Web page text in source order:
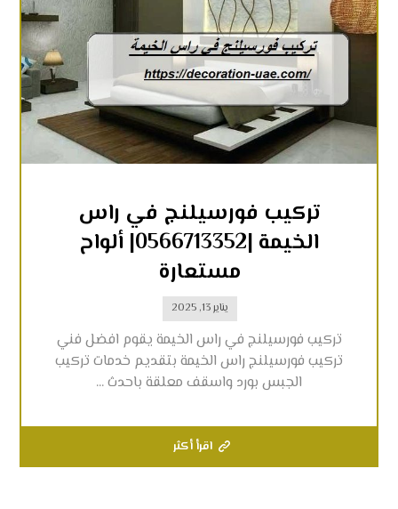
تركيب فورسيلنج في راس
الخيمة |0566713352| ألواح
مستعارة
يناير 13, 2025
تركيب فورسيلنج في راس الخيمة يقوم افضل فني
تركيب فورسيلنج راس الخيمة بتقديم خدمات تركيب
الجبس بورد واسقف معلقة باحدث ...
اقرأ أكثر